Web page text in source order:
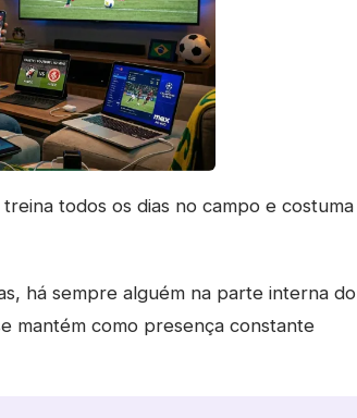
todos os dias no campo e costuma
há sempre alguém na parte interna do
mantém como presença constante